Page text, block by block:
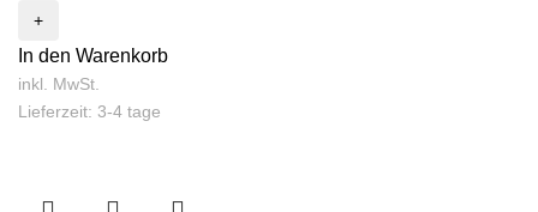
In den Warenkorb
inkl. MwSt.
Lieferzeit: 3-4 tage